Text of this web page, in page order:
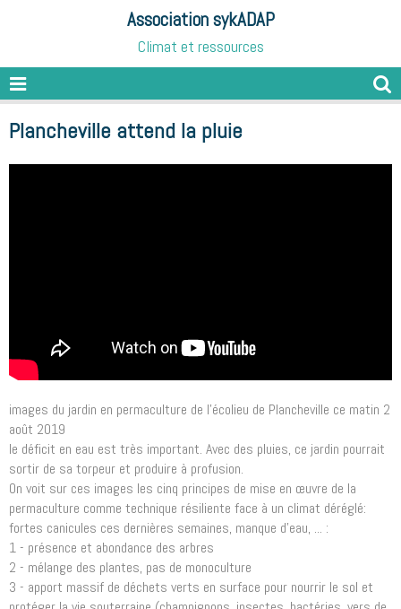
Association sykADAP
Climat et ressources
Plancheville attend la pluie
images du jardin en permaculture de l'écolieu de Plancheville ce matin 2
août 2019
le déficit en eau est très important. Avec des pluies, ce jardin pourrait
sortir de sa torpeur et produire à profusion.
On voit sur ces images les cinq principes de mise en œuvre de la
permaculture comme technique résiliente face à un climat déréglé:
fortes canicules ces dernières semaines, manque d'eau, ... :
1 - présence et abondance des arbres
2 - mélange des plantes, pas de monoculture
3 - apport massif de déchets verts en surface pour nourrir le sol et